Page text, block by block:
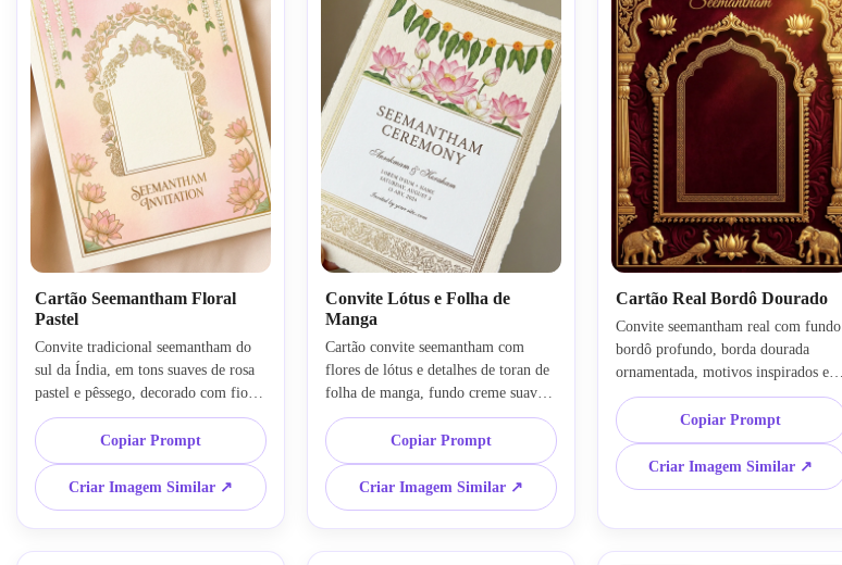
Cartão Seemantham Floral
Pastel
Convite tradicional seemantham do
sul da Índia, em tons suaves de rosa
pastel e pêssego, decorado com fios
de jasmim, flores de lótus e uma
delicada borda floral, detalhes
elegantes em dourado, composição
centralizada, espaço gracioso para
texto, textura de papel premium,
clima acolhedor, design detalhado
pronto para impressão
Copiar Prompt
Criar Imagem Similar ↗
Convite Lótus e Folha de
Manga
Cartão convite seemantham com
flores de lótus e detalhes de toran de
folha de manga, fundo creme suave,
moldura sutil dourada, layout
vertical equilibrado, estilo cerimonial
refinado do sul da Índia, atmosfera
festiva suave, espaço limpo para
tipografia, acabamento luxuoso,
ornamentação nítida e detalhada,
conceito de convite pronto para
Copiar Prompt
Criar Imagem Similar ↗
Cartão Real Bordô Dourado
Convite seemantham real com fundo
bordô profundo, borda dourada
ornamentada, motivos inspirados em
templos, layout centralizado
simétrico, textura festiva rica, espaço
em branco elegante para texto,
estética luxuosa de celebração
indiana, iluminação dramática e
resolução para impressão e uso
digital
Copiar Prompt
Criar Imagem Similar ↗